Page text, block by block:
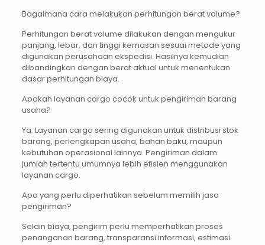
Bagaimana cara melakukan perhitungan berat volume?
Perhitungan berat volume dilakukan dengan mengukur
panjang, lebar, dan tinggi kemasan sesuai metode yang
digunakan perusahaan ekspedisi. Hasilnya kemudian
dibandingkan dengan berat aktual untuk menentukan
dasar perhitungan biaya.
Apakah layanan cargo cocok untuk pengiriman barang
usaha?
Ya. Layanan cargo sering digunakan untuk distribusi stok
barang, perlengkapan usaha, bahan baku, maupun
kebutuhan operasional lainnya. Pengiriman dalam
jumlah tertentu umumnya lebih efisien menggunakan
layanan cargo.
Apa yang perlu diperhatikan sebelum memilih jasa
pengiriman?
Selain biaya, pengirim perlu memperhatikan proses
penanganan barang, transparansi informasi, estimasi